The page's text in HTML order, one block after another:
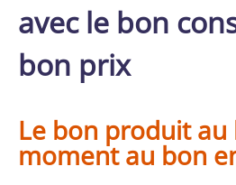
avec le bon
bon prix
Le bon produit au
moment au bon